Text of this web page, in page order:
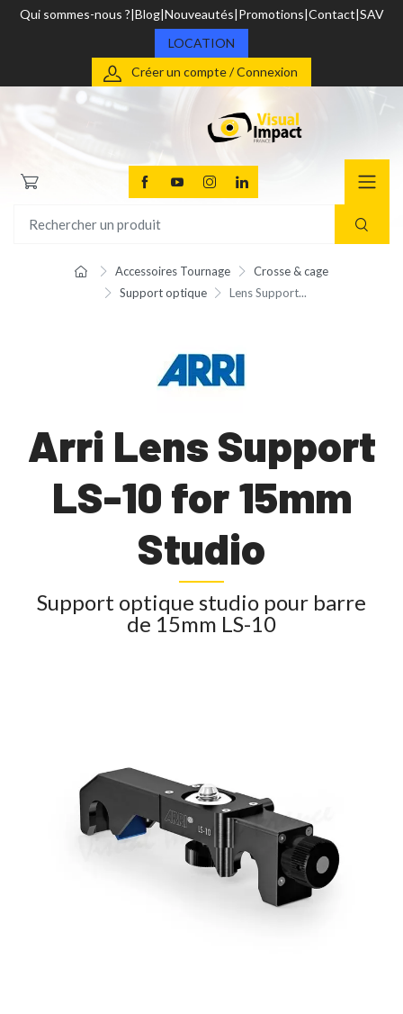
Qui sommes-nous ? Blog Nouveautés Promotions Contact SAV
LOCATION
Créer un compte / Connexion
Accessoires Tournage
Crosse & cage
Support optique
Lens Support...
Arri Lens Support
LS-10 for 15mm
Studio
Support optique studio pour barre
de 15mm LS-10